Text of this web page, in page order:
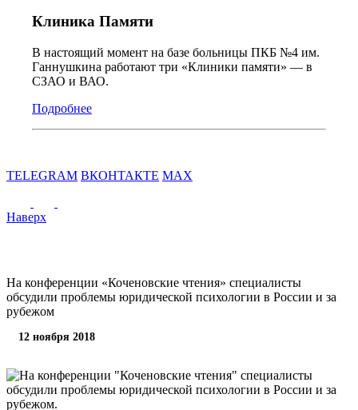
Клиника Памяти
В настоящий момент на базе больницы ПКБ №4 им.
Ганнушкина работают три «Клиники памяти» — в
СЗАО и ВАО.
Подробнее
TELEGRAM ВКОНТАКТЕ MAX
Наверх
На конференции «Коченовские чтения» специалисты
обсудили проблемы юридической психологии в России и за
рубежом
12 ноября 2018